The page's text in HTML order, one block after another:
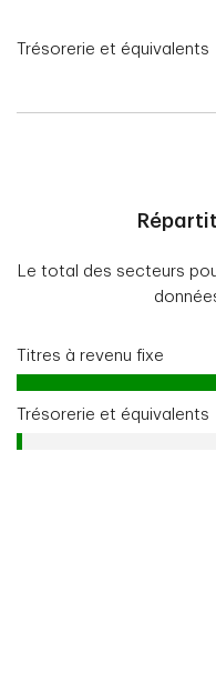
Trésorerie et équivalents
Le total des secteurs
Titres à revenu fixe
Trésorerie et équivalents